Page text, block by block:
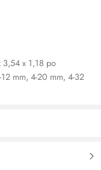
x 1,18 po
mm, 4-20 mm, 4-32